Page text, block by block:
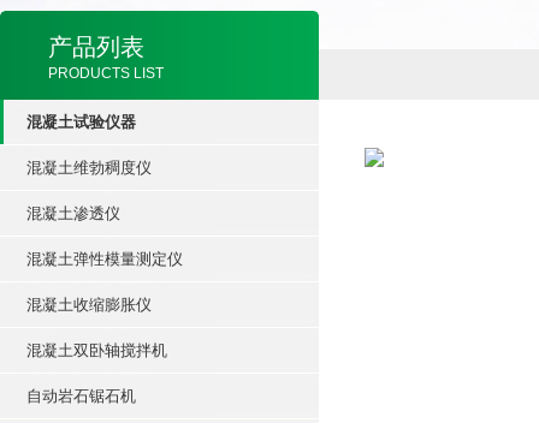
产品列表
PRODUCTS LIST
混凝土试验仪器
混凝土维勃稠度仪
混凝土渗透仪
混凝土弹性模量测定仪
混凝土收缩膨胀仪
混凝土双卧轴搅拌机
自动岩石锯石机